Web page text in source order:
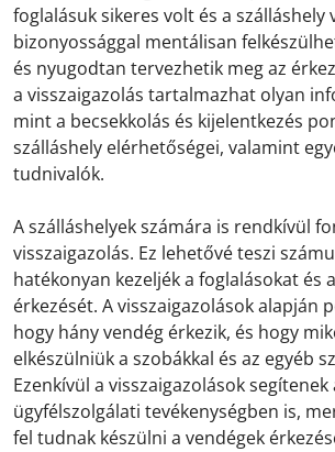
foglalásuk sikeres volt és a szálláshely
bizonyossággal mentálisan
és nyugodtan tervezhetik meg az
a visszaigazolás tartalmazhat olyan
mint a becsekkolás és kijelentkezés
szálláshely elérhetőségei, valamint
tudnivalók.
A szálláshelyek számára is rendkívül
visszaigazolás. Ez lehetővé teszi
hatékonyan kezeljék a foglalásokat és
érkezését. A visszaigazolások alapján
hogy hány vendég érkezik, és hogy
elkészülniük a szobákkal és az egyéb
Ezenkívül a visszaigazolások segítenek
ügyfélszolgálati tevékenységben is,
fel tudnak készülni a vendégek